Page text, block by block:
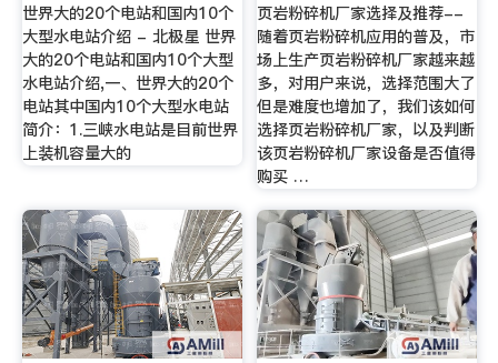
世界大的20个电站和国内10个
大型水电站介绍 - 北极星 世界
大的20个电站和国内10个大型
水电站介绍,一、世界大的20个
电站其中国内10个大型水电站
简介：1.三峡水电站是目前世界
上装机容量大的
页岩粉碎机厂家选择及推荐--
随着页岩粉碎机应用的普及，市
场上生产页岩粉碎机厂家越来越
多，对用户来说，选择范围大了
但是难度也增加了，我们该如何
选择页岩粉碎机厂家，以及判断
该页岩粉碎机厂家设备是否值得
购买 …